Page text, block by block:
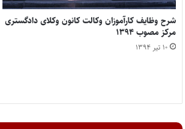
شرح وظایف کارآموزان وکالت کانون وکلای دادگستری
مرکز مصوب ۱۳۹۴
۱۰ تیر ۱۳۹۴